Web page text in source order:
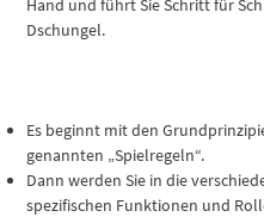
Hand und führt Sie Schritt für
Dschungel.
Es beginnt mit den
genannten „Spielregeln“.
Dann werden Sie in die
spezifischen Funktionen und